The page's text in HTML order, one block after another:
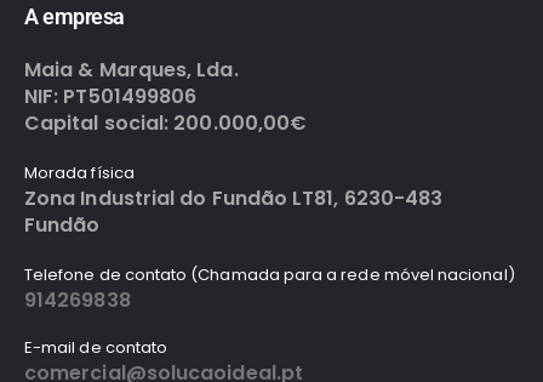
A empresa
Maia & Marques, Lda.
NIF: PT501499806
Capital social: 200.000,00€
Morada física
Zona Industrial do Fundão LT81, 6230-483
Fundão
Telefone de contato (Chamada para a rede móvel nacional)
914269838
E-mail de contato
comercial@solucaoideal.pt